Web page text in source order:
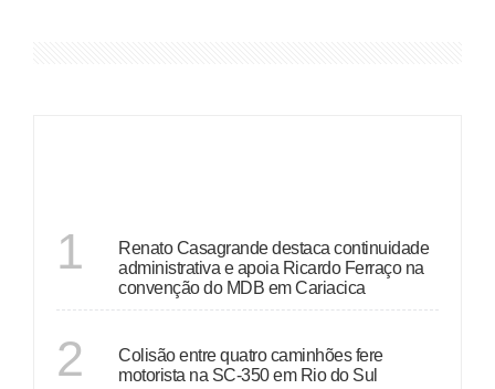
1
Renato Casagrande destaca continuidade
administrativa e apoia Ricardo Ferraço na
convenção do MDB em Cariacica
2
Colisão entre quatro caminhões fere
motorista na SC-350 em Rio do Sul